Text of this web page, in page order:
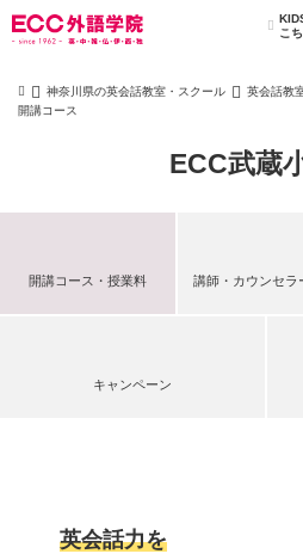
こ
神奈川県の英会話教室・スクール
英会話教
開講コース
ECC武蔵
開講コース・授業料 講師・カウンセラ
キャンペーン
英会話力を